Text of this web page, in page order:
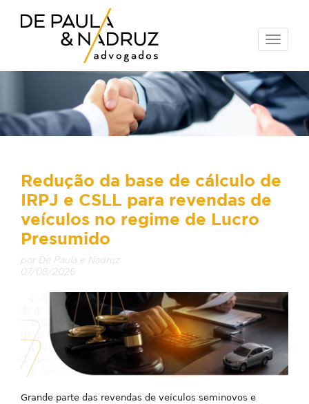
Toggle
Redução da base de cálculo de
IRPJ e CSLL para revendas de
veículos no regime de Lucro
Presumido
por De Paula e Nadruz
07/08/2026
Grande parte das revendas de veículos seminovos e